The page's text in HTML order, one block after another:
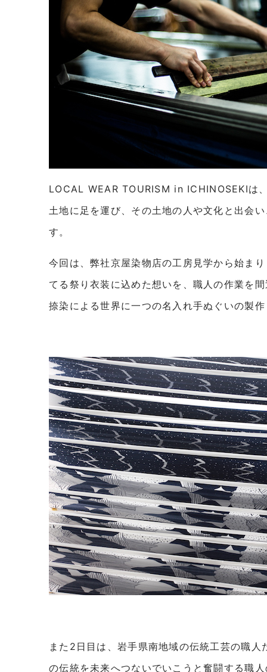
LOCAL WEAR TOURISM in ICHINOSEKIは
土地に足を運び、その土地の人や文化と出会
す。
今回は、弊社京屋染物店の工房見学から始ま
てる祭り衣装に込めた想いを、職人の作業を
捺染による世界に一つの名入れ手ぬぐいの製
また2日目は、岩手県南地域の伝統工芸の職
の伝統を未来へつないでいこうと奮闘する職